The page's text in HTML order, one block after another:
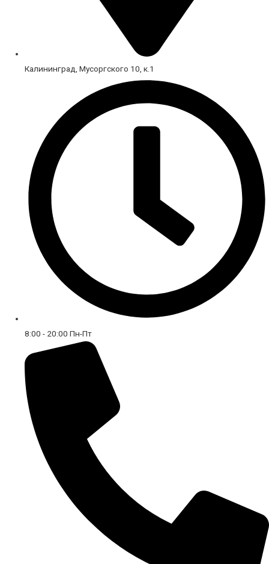
Калининград, Мусоргского 10, к.1
8:00 - 20:00 Пн-Пт